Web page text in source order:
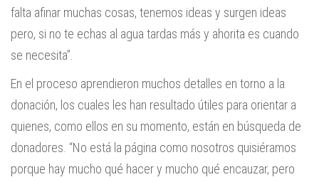
falta afinar muchas cosas, tenemos ideas y surgen ideas
pero, si no te echas al agua tardas más y ahorita es cuando
se necesita”.
En el proceso aprendieron muchos detalles en torno a la
donación, los cuales les han resultado útiles para orientar a
quienes, como ellos en su momento, están en búsqueda de
donadores. “No está la página como nosotros quisiéramos
porque hay mucho qué hacer y mucho qué encauzar, pero